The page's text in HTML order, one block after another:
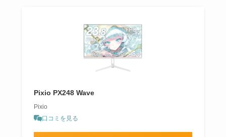
Pixio PX248 Wave
Pixio
口コミを見る